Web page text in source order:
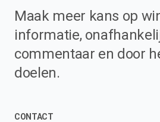
Maak meer kans op
informatie,
commentaar en door
doelen.
CONTACT